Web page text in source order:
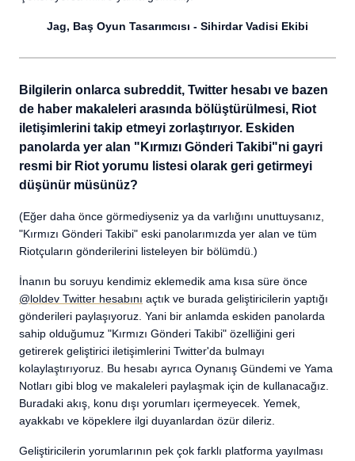
Jag, Baş Oyun Tasarımcısı - Sihirdar Vadisi Ekibi
Bilgilerin onlarca subreddit, Twitter hesabı ve bazen
de haber makaleleri arasında bölüştürülmesi, Riot
iletişimlerini takip etmeyi zorlaştırıyor. Eskiden
panolarda yer alan "Kırmızı Gönderi Takibi"ni gayri
resmi bir Riot yorumu listesi olarak geri getirmeyi
düşünür müsünüz?
(Eğer daha önce görmediyseniz ya da varlığını unuttuysanız,
"Kırmızı Gönderi Takibi" eski panolarımızda yer alan ve tüm
Riotçuların gönderilerini listeleyen bir bölümdü.)
İnanın bu soruyu kendimiz eklemedik ama kısa süre önce
@loldev Twitter hesabını açtık ve burada geliştiricilerin yaptığı
gönderileri paylaşıyoruz. Yani bir anlamda eskiden panolarda
sahip olduğumuz "Kırmızı Gönderi Takibi" özelliğini geri
getirerek geliştirici iletişimlerini Twitter'da bulmayı
kolaylaştırıyoruz. Bu hesabı ayrıca Oynanış Gündemi ve Yama
Notları gibi blog ve makaleleri paylaşmak için de kullanacağız.
Buradaki akış, konu dışı yorumları içermeyecek. Yemek,
ayakkabı ve köpeklere ilgi duyanlardan özür dileriz.
Geliştiricilerin yorumlarının pek çok farklı platforma yayılması